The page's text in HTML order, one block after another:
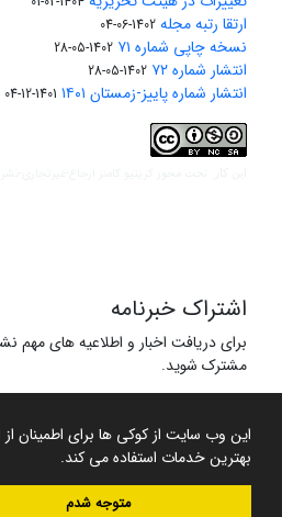
این وب سایت از کوکی ها برای اطمینان از
بهترین خدمات استفاده می کند.
متوجه شدم
ارتقا رتبه مجله 1402-06-04
نسخه چاپی شماره ۷۱ 1402-05-28
انتشار شماره ۷۲ 1402-05-28
انتشار شماره پاییز-زمستان ۱۴۰۱ 1401-12-04
اشتراک خبرنامه
برای دریافت اخبار و اطلاعیه های مهم
مشترک شوید.